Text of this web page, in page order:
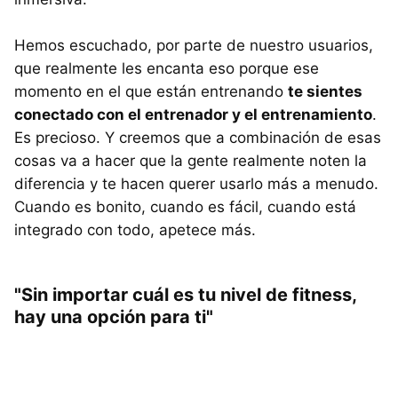
Hemos escuchado, por parte de nuestro usuarios,
que realmente les encanta eso porque ese
momento en el que están entrenando te sientes
conectado con el entrenador y el entrenamiento.
Es precioso. Y creemos que a combinación de esas
cosas va a hacer que la gente realmente noten la
diferencia y te hacen querer usarlo más a menudo.
Cuando es bonito, cuando es fácil, cuando está
integrado con todo, apetece más.
"Sin importar cuál es tu nivel de fitness,
hay una opción para ti"